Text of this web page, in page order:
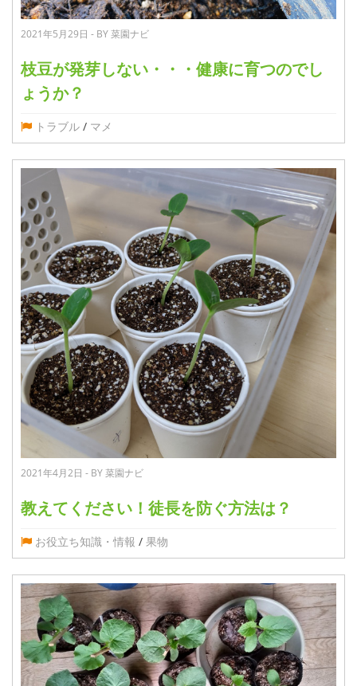
2021年5月29日 - BY 菜園ナビ
枝豆が発芽しない・・・健康に育つのでし
ょうか？
トラブル / マメ
2021年4月2日 - BY 菜園ナビ
教えてください！徒長を防ぐ方法は？
お役立ち知識・情報 / 果物